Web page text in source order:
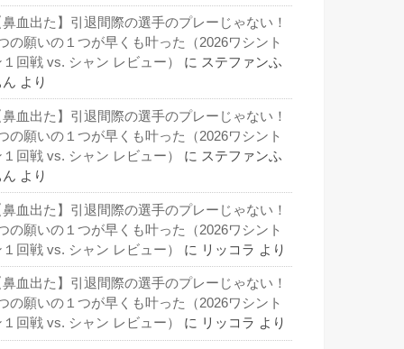
鼻血出た】引退間際の選手のプレーじゃない！
の願いの１つが早くも叶った（2026ワシント
１回戦 vs. シャン レビュー）
に ステファンふ
ん より
鼻血出た】引退間際の選手のプレーじゃない！
の願いの１つが早くも叶った（2026ワシント
１回戦 vs. シャン レビュー）
に ステファンふ
ん より
鼻血出た】引退間際の選手のプレーじゃない！
の願いの１つが早くも叶った（2026ワシント
１回戦 vs. シャン レビュー）
に リッコラ より
鼻血出た】引退間際の選手のプレーじゃない！
の願いの１つが早くも叶った（2026ワシント
１回戦 vs. シャン レビュー）
に リッコラ より